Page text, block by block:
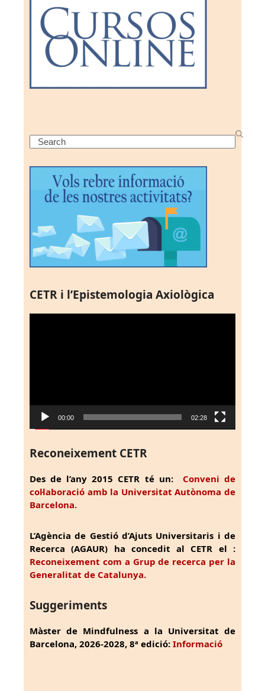
Search
CETR i l’Epistemologia Axiològica
00:00 02:28
Reconeixement CETR
Des de l’any 2015 CETR té un: Conveni de
col·laboració amb la Universitat Autònoma de
Barcelona.
L’Agència de Gestió d’Ajuts Universitaris i de
Recerca (AGAUR) ha concedit al CETR el :
Reconeixement com a Grup de recerca per la
Generalitat de Catalunya.
Suggeriments
Màster de Mindfulness a la Universitat de
Barcelona, 2026-2028, 8ª edició: Informació